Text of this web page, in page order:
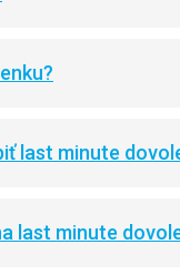
last minute
last minute